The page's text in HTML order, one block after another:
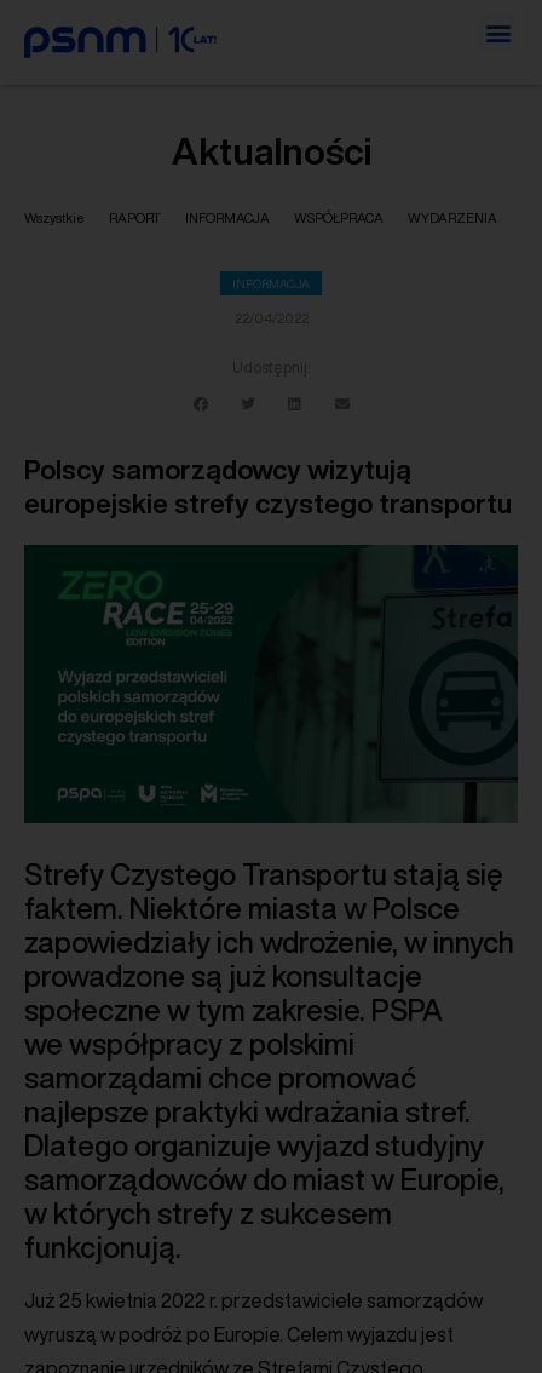
Aktualności
Wszystkie RAPORT INFORMACJA WSPÓŁPRACA WYDARZENIA
INFORMACJA
22/04/2022
Udostępnij:
Polscy samorządowcy wizytują
europejskie strefy czystego transportu
Strefy Czystego Transportu stają się
faktem. Niektóre miasta w Polsce
zapowiedziały ich wdrożenie, w innych
prowadzone są już konsultacje
społeczne w tym zakresie. PSPA
we współpracy z polskimi
samorządami chce promować
najlepsze praktyki wdrażania stref.
Dlatego organizuje wyjazd studyjny
samorządowców do miast w Europie,
w których strefy z sukcesem
funkcjonują.
Już 25 kwietnia 2022 r. przedstawiciele samorządów
wyruszą w podróż po Europie. Celem wyjazdu jest
zapoznanie urzędników ze Strefami Czystego